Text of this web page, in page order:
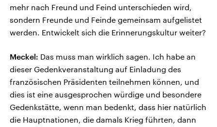
mehr nach Freund und Feind unterschieden wird,
sondern Freunde und Feinde gemeinsam aufgelistet
werden. Entwickelt sich die Erinnerungskultur weiter?
Meckel: Das muss man wirklich sagen. Ich habe an
dieser Gedenkveranstaltung auf Einladung des
französischen Präsidenten teilnehmen können, und
dies ist eine ausgesprochen würdige und besondere
Gedenkstätte, wenn man bedenkt, dass hier natürlich
die Hauptnationen, die damals Krieg führten, dann